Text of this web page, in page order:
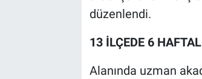
düzenlendi.
13 İLÇEDE 6
Alanında uzman